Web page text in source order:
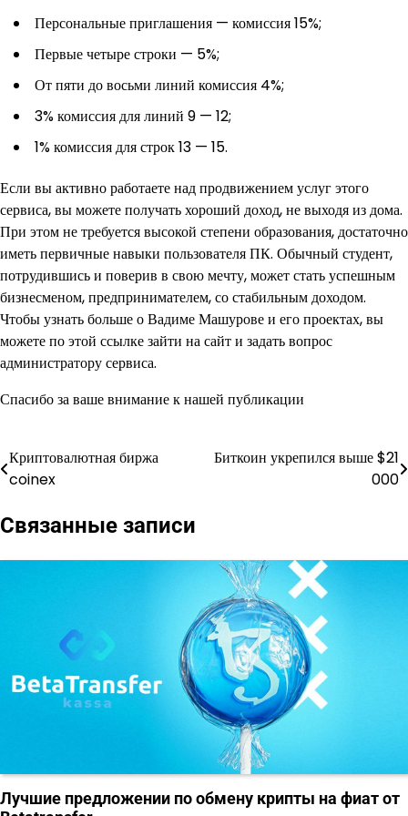
Персональные приглашения — комиссия 15%;
Первые четыре строки — 5%;
От пяти до восьми линий комиссия 4%;
3% комиссия для линий 9 — 12;
1% комиссия для строк 13 — 15.
Если вы активно работаете над продвижением услуг этого
сервиса, вы можете получать хороший доход, не выходя из дома.
При этом не требуется высокой степени образования, достаточно
иметь первичные навыки пользователя ПК. Обычный студент,
потрудившись и поверив в свою мечту, может стать успешным
бизнесменом, предпринимателем, со стабильным доходом.
Чтобы узнать больше о Вадиме Машурове и его проектах, вы
можете по этой ссылке зайти на сайт и задать вопрос
администратору сервиса.
Спасибо за ваше внимание к нашей публикации
Навигация
записям
Криптовалютная биржа
coinex
Биткоин укрепился выше $21
000
Связанные записи
Лучшие предложении по обмену крипты на фиат от